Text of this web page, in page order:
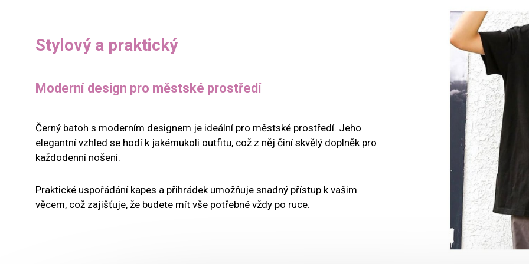
Stylový a praktický
Moderní design pro městské prostředí
Černý batoh s moderním designem je ideální pro městské prostředí. Jeho
elegantní vzhled se hodí k jakémukoli outfitu, což z něj činí skvělý doplněk pro
každodenní nošení.
Praktické uspořádání kapes a přihrádek umožňuje snadný přístup k vašim
věcem, což zajišťuje, že budete mít vše potřebné vždy po ruce.